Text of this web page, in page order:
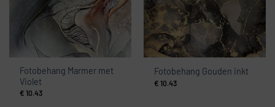
Fotobehang Marmer met
Violet
€ 10.43
Fotobehang Gouden inkt
€ 10.43